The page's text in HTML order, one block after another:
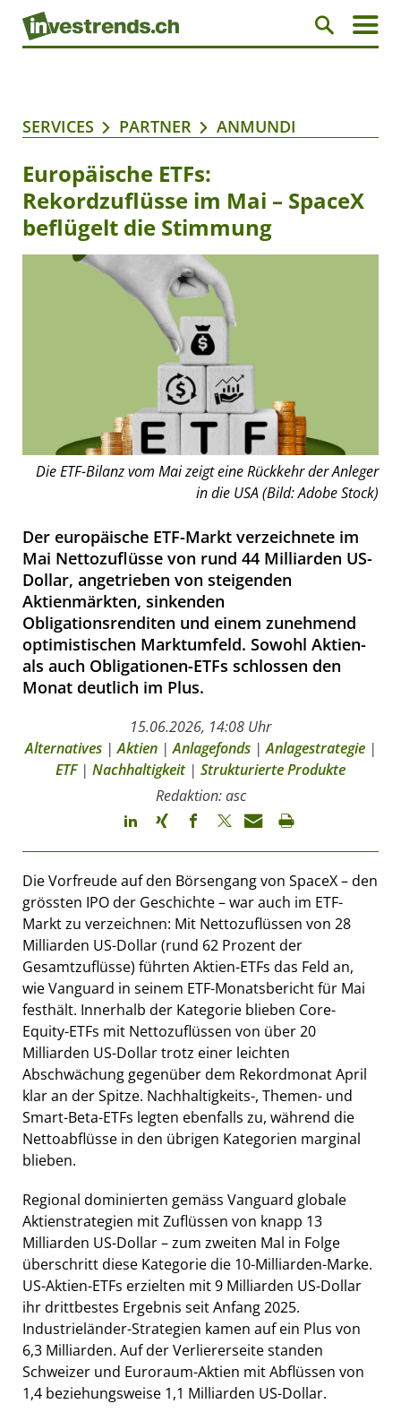
SERVICES PARTNER ANMUNDI
Europäische ETFs:
Rekordzuflüsse im Mai – SpaceX
beflügelt die Stimmung
Die ETF-Bilanz vom Mai zeigt eine Rückkehr der Anleger
in die USA (Bild: Adobe Stock)
Der europäische ETF-Markt verzeichnete im
Mai Nettozuflüsse von rund 44 Milliarden US-
Dollar, angetrieben von steigenden
Aktienmärkten, sinkenden
Obligationsrenditen und einem zunehmend
optimistischen Marktumfeld. Sowohl Aktien-
als auch Obligationen-ETFs schlossen den
Monat deutlich im Plus.
15.06.2026, 14:08 Uhr
Alternatives|Aktien|Anlagefonds|Anlagestrategie|
ETF| Nachhaltigkeit| Strukturierte Produkte
Redaktion: asc
Die Vorfreude auf den Börsengang von SpaceX – den
grössten IPO der Geschichte – war auch im ETF-
Markt zu verzeichnen: Mit Nettozuflüssen von 28
Milliarden US-Dollar (rund 62 Prozent der
Gesamtzuflüsse) führten Aktien-ETFs das Feld an,
wie Vanguard in seinem ETF-Monatsbericht für Mai
festhält. Innerhalb der Kategorie blieben Core-
Equity-ETFs mit Nettozuflüssen von über 20
Milliarden US-Dollar trotz einer leichten
Abschwächung gegenüber dem Rekordmonat April
klar an der Spitze. Nachhaltigkeits-, Themen- und
Smart-Beta-ETFs legten ebenfalls zu, während die
Nettoabflüsse in den übrigen Kategorien marginal
blieben.
Regional dominierten gemäss Vanguard globale
Aktienstrategien mit Zuflüssen von knapp 13
Milliarden US-Dollar – zum zweiten Mal in Folge
überschritt diese Kategorie die 10-Milliarden-Marke.
US-Aktien-ETFs erzielten mit 9 Milliarden US-Dollar
ihr drittbestes Ergebnis seit Anfang 2025.
Industrieländer-Strategien kamen auf ein Plus von
6,3 Milliarden. Auf der Verliererseite standen
Schweizer und Euroraum-Aktien mit Abflüssen von
1,4 beziehungsweise 1,1 Milliarden US-Dollar.